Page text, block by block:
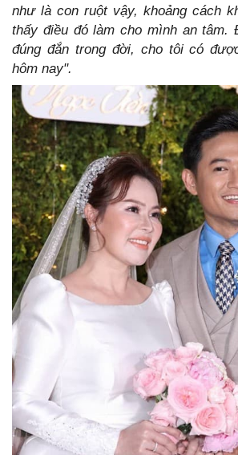
như là con ruột vậy, khoảng cách
thấy điều đó làm cho mình an
đúng đắn trong đời, cho tôi có
hôm nay".